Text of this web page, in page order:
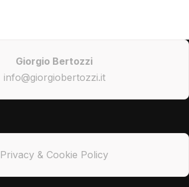
Giorgio Bertozzi
info@giorgiobertozzi.it
Privacy & Cookie Policy